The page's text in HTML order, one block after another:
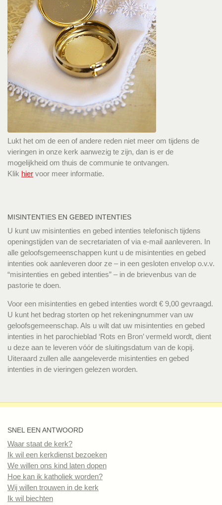
Lukt het om de een of andere reden niet meer om tijdens de
vieringen in onze kerk aanwezig te zijn, dan is er de
mogelijkheid om thuis de communie te ontvangen.
Klik hier voor meer informatie.
MISINTENTIES EN GEBED INTENTIES
U kunt uw misintenties en gebed intenties telefonisch tijdens
openingstijden van de secretariaten of via e-mail aanleveren. In
alle geloofsgemeenschappen kunt u de misintenties en gebed
intenties ook aanleveren door ze – in een gesloten envelop o.v.v.
“misintenties en gebed intenties” – in de brievenbus van de
pastorie te doen.
Voor een misintenties en gebed intenties wordt € 9,00 gevraagd.
U kunt het bedrag storten op het rekeningnummer van uw
geloofsgemeenschap. Als u wilt dat uw misintenties en gebed
intenties in het parochieblad ‘Rots en Bron’ vermeld wordt, dient
u deze aan te leveren vóór de sluitingsdatum van de kopij.
Uiteraard zullen alle aangeleverde misintenties en gebed
intenties in de vieringen gelezen worden.
SNEL EEN ANTWOORD
Waar staat de kerk?
Ik wil een kerkdienst bezoeken
We willen ons kind laten dopen
Hoe kan ik katholiek worden?
Wij willen trouwen in de kerk
Ik wil biechten